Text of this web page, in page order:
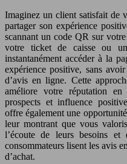
Imaginez un client satisfait de
partager son expérience
scannant un code QR sur
votre ticket de caisse ou
instantanément accéder à la
expérience positive, sans
d’avis en ligne. Cette
améliore votre réputation
prospects et influence
offre également une
leur montrant que vous
l’écoute de leurs besoins et
consommateurs lisent les avis
d’achat.